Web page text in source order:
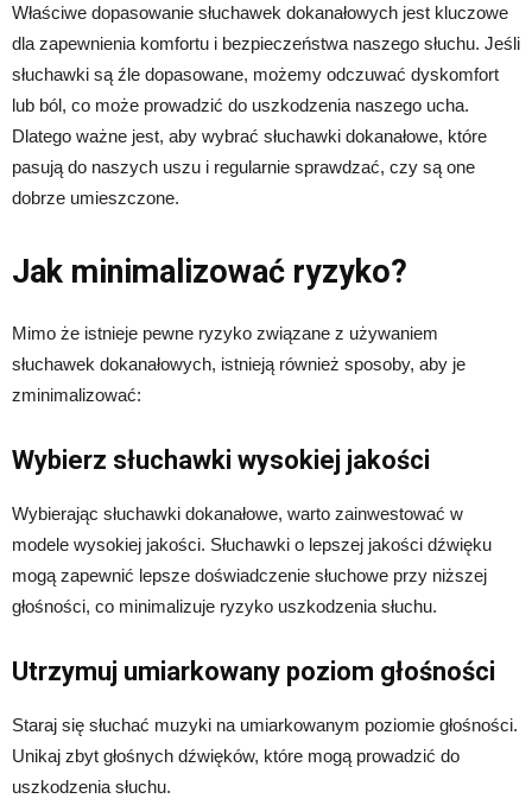
Właściwe dopasowanie słuchawek dokanałowych jest kluczowe
dla zapewnienia komfortu i bezpieczeństwa naszego słuchu. Jeśli
słuchawki są źle dopasowane, możemy odczuwać dyskomfort
lub ból, co może prowadzić do uszkodzenia naszego ucha.
Dlatego ważne jest, aby wybrać słuchawki dokanałowe, które
pasują do naszych uszu i regularnie sprawdzać, czy są one
dobrze umieszczone.
Jak minimalizować ryzyko?
Mimo że istnieje pewne ryzyko związane z używaniem
słuchawek dokanałowych, istnieją również sposoby, aby je
zminimalizować:
Wybierz słuchawki wysokiej jakości
Wybierając słuchawki dokanałowe, warto zainwestować w
modele wysokiej jakości. Słuchawki o lepszej jakości dźwięku
mogą zapewnić lepsze doświadczenie słuchowe przy niższej
głośności, co minimalizuje ryzyko uszkodzenia słuchu.
Utrzymuj umiarkowany poziom głośności
Staraj się słuchać muzyki na umiarkowanym poziomie głośności.
Unikaj zbyt głośnych dźwięków, które mogą prowadzić do
uszkodzenia słuchu.